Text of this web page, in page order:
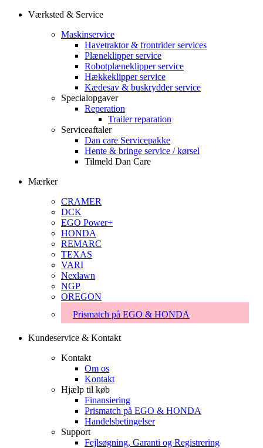
Værksted & Service
Maskinservice
Havetraktor & frontrider services
Plæneklipper service
Robotplæneklipper service
Hækkeklipper service
Kædesav & buskrydder service
Specialopgaver
Reperation
Trailer reparation
Serviceaftaler
Dan care Servicepakke
Hente & bringe service / kørsel
Tilmeld Dan Care
Mærker
CRAMER
DCK
EGO Power+
HONDA
REMARC
TEXAS
VARI
Nexlawn
NGP
OREGON
Prismatch på EGO & HONDA
Kundeservice & Kontakt
Kontakt
Om os
Kontakt
Hjælp til køb
Finansiering
Prismatch på EGO & HONDA
Handelsbetingelser
Support
Fejlsøgning, Garanti og Registrering